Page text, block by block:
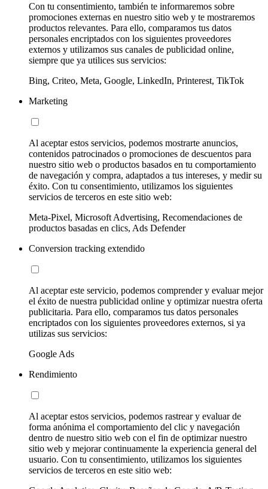
Con tu consentimiento, también te informaremos sobre
promociones externas en nuestro sitio web y te mostraremos
productos relevantes. Para ello, comparamos tus datos
personales encriptados con los siguientes proveedores
externos y utilizamos sus canales de publicidad online,
siempre que ya utilices sus servicios:
Bing, Criteo, Meta, Google, LinkedIn, Printerest, TikTok
Marketing
Al aceptar estos servicios, podemos mostrarte anuncios,
contenidos patrocinados o promociones de descuentos para
nuestro sitio web o productos basados en tu comportamiento
de navegación y compra, adaptados a tus intereses, y medir su
éxito. Con tu consentimiento, utilizamos los siguientes
servicios de terceros en este sitio web:
Meta-Pixel, Microsoft Advertising, Recomendaciones de
productos basadas en clics, Ads Defender
Conversion tracking extendido
Al aceptar este servicio, podemos comprender y evaluar mejor
el éxito de nuestra publicidad online y optimizar nuestra oferta
publicitaria. Para ello, comparamos tus datos personales
encriptados con los siguientes proveedores externos, si ya
utilizas sus servicios:
Google Ads
Rendimiento
Al aceptar estos servicios, podemos rastrear y evaluar de
forma anónima el comportamiento del clic y navegación
dentro de nuestro sitio web con el fin de optimizar nuestro
sitio web y mejorar continuamente la experiencia general del
usuario. Con tu consentimiento, utilizamos los siguientes
servicios de terceros en este sitio web: